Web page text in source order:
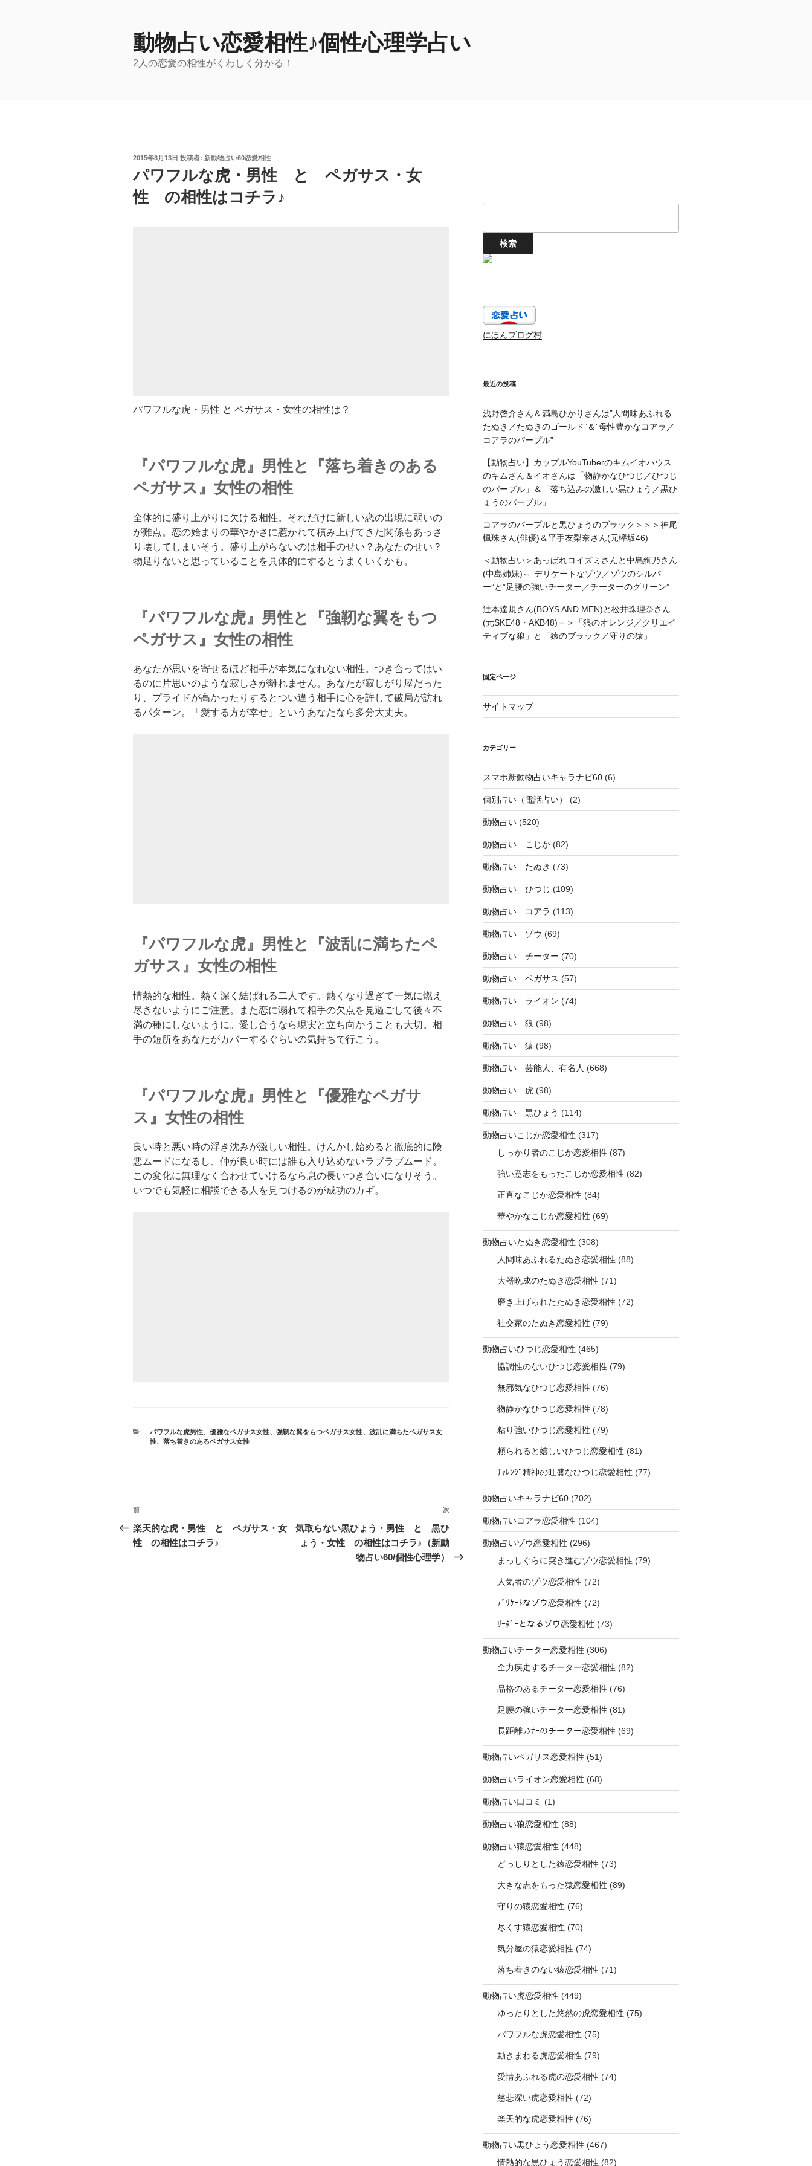
動物占い恋愛相性♪個性心理学占い
2人の恋愛の相性がくわしく分かる！
投
日:
2015年8月13日 投稿者: 新動物占い60恋愛相性
パワフルな虎・男性 と ペガサス・女
性 の相性はコチラ♪
パワフルな虎・男性 と ペガサス・女性の相性は？
『パワフルな虎』男性と『落ち着きのある
ペガサス』女性の相性
全体的に盛り上がりに欠ける相性。それだけに新しい恋の出現に弱いの
が難点。恋の始まりの華やかさに惹かれて積み上げてきた関係もあっさ
り壊してしまいそう。盛り上がらないのは相手のせい？あなたのせい？
物足りないと思っていることを具体的にするとうまくいくかも。
『パワフルな虎』男性と『強靭な翼をもつ
ペガサス』女性の相性
あなたが思いを寄せるほど相手が本気になれない相性。つき合ってはい
るのに片思いのような寂しさが離れません。あなたが寂しがり屋だった
り、プライドが高かったりするとつい違う相手に心を許して破局が訪れ
るパターン。「愛する方が幸せ」というあなたなら多分大丈夫。
『パワフルな虎』男性と『波乱に満ちたペ
ガサス』女性の相性
情熱的な相性。熱く深く結ばれる二人です。熱くなり過ぎて一気に燃え
尽きないようにご注意。また恋に溺れて相手の欠点を見過ごして後々不
満の種にしないように。愛し合うなら現実と立ち向かうことも大切。相
手の短所をあなたがカバーするぐらいの気持ちで行こう。
『パワフルな虎』男性と『優雅なペガサ
ス』女性の相性
良い時と悪い時の浮き沈みが激しい相性。けんかし始めると徹底的に険
悪ムードになるし、仲が良い時には誰も入り込めないラブラブムード。
この変化に無理なく合わせていけるなら息の長いつき合いになりそう。
いつでも気軽に相談できる人を見つけるのが成功のカギ。
カ
テ
パワフルな虎男性、 優雅なペガサス女性、 強靭な翼をもつペガサス女性、 波乱に満ちたペガサス女
性、 落ち着きのあるペガサス女性
投
稿
ナ
前
の
投
前
楽天的な虎・男性 と ペガサス・女
性 の相性はコチラ♪
次
の
投
稿
次
気取らない黒ひょう・男性 と 黒ひ
ょう・女性 の相性はコチラ♪（新動
物占い60/個性心理学）
にほんブログ村
最近の投稿
浅野啓介さん＆満島ひかりさんは”人間味あふれる
たぬき／たぬきのゴールド”＆”母性豊かなコアラ／
コアラのパープル”
【動物占い】カップルYouTuberのキムイオハウス
のキムさん＆イオさんは「物静かなひつじ／ひつじ
のパープル」＆「落ち込みの激しい黒ひょう／黒ひ
ょうのパープル」
コアラのパープルと黒ひょうのブラック＞＞＞神尾
楓珠さん(俳優)＆平手友梨奈さん(元欅坂46)
＜動物占い＞あっぱれコイズミさんと中島絢乃さん
(中島姉妹)⇔”デリケートなゾウ／ゾウのシルバ
ー”と”足腰の強いチーター／チーターのグリーン”
辻本達規さん(BOYS AND MEN)と松井珠理奈さん
(元SKE48・AKB48)＝＞「狼のオレンジ／クリエイ
ティブな狼」と「猿のブラック／守りの猿」
固定ページ
サイトマップ
カテゴリー
スマホ新動物占いキャラナビ60(6)
個別占い（電話占い） (2)
動物占い(520)
動物占い こじか(82)
動物占い たぬき (73)
動物占い ひつじ (109)
動物占い コアラ (113)
動物占い ゾウ (69)
動物占い チーター (70)
動物占い ペガサス (57)
動物占い ライオン (74)
動物占い 狼 (98)
動物占い 猿 (98)
動物占い 芸能人、有名人 (668)
動物占い 虎(98)
動物占い 黒ひょう (114)
動物占いこじか恋愛相性 (317)
しっかり者のこじか恋愛相性 (87)
強い意志をもったこじか恋愛相性 (82)
正直なこじか恋愛相性 (84)
華やかなこじか恋愛相性 (69)
動物占いたぬき恋愛相性 (308)
人間味あふれるたぬき恋愛相性 (88)
大器晩成のたぬき恋愛相性 (71)
磨き上げられたたぬき恋愛相性 (72)
社交家のたぬき恋愛相性 (79)
動物占いひつじ恋愛相性 (465)
協調性のないひつじ恋愛相性 (79)
無邪気なひつじ恋愛相性 (76)
物静かなひつじ恋愛相性 (78)
粘り強いひつじ恋愛相性 (79)
頼られると嬉しいひつじ恋愛相性 (81)
ﾁｬﾚﾝｼﾞ精神の旺盛なひつじ恋愛相性 (77)
動物占いキャラナビ60(702)
動物占いコアラ恋愛相性 (104)
動物占いゾウ恋愛相性 (296)
まっしぐらに突き進むゾウ恋愛相性 (79)
人気者のゾウ恋愛相性 (72)
ﾃﾞﾘｹｰﾄなゾウ恋愛相性 (72)
ﾘｰﾀﾞｰとなるゾウ恋愛相性 (73)
動物占いチーター恋愛相性 (306)
全力疾走するチーター恋愛相性 (82)
品格のあるチーター恋愛相性 (76)
足腰の強いチーター恋愛相性 (81)
長距離ﾗﾝﾅｰのチーター恋愛相性 (69)
動物占いペガサス恋愛相性 (51)
動物占いライオン恋愛相性 (68)
動物占い口コミ (1)
動物占い狼恋愛相性 (88)
動物占い猿恋愛相性 (448)
どっしりとした猿恋愛相性 (73)
大きな志をもった猿恋愛相性 (89)
守りの猿恋愛相性 (76)
尽くす猿恋愛相性 (70)
気分屋の猿恋愛相性 (74)
落ち着きのない猿恋愛相性 (71)
動物占い虎恋愛相性 (449)
ゆったりとした悠然の虎恋愛相性 (75)
パワフルな虎恋愛相性 (75)
動きまわる虎恋愛相性 (79)
愛情あふれる虎の恋愛相性 (74)
慈悲深い虎恋愛相性 (72)
楽天的な虎恋愛相性 (76)
動物占い黒ひょう恋愛相性 (467)
情熱的な黒ひょう恋愛相性 (82)